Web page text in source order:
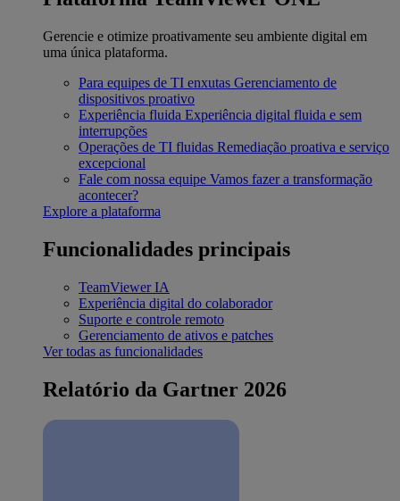
Gerencie e otimize proativamente seu ambiente digital em
uma única plataforma.
Para equipes de TI enxutas Gerenciamento de
dispositivos proativo
Experiência fluida Experiência digital fluida e sem
interrupções
Operações de TI fluidas Remediação proativa e serviço
excepcional
Fale com nossa equipe Vamos fazer a transformação
acontecer?
Explore a plataforma
Funcionalidades principais
TeamViewer IA
Experiência digital do colaborador
Suporte e controle remoto
Gerenciamento de ativos e patches
Ver todas as funcionalidades
Relatório da Gartner 2026